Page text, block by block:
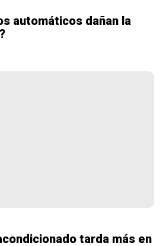
automáticos dañan la
tarda más en